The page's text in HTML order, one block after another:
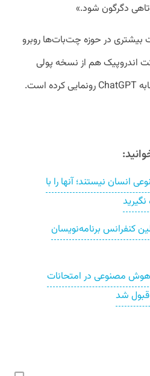
دگرگون شود.»
بیشتری در حوزه چت‌بات‌ها روبرو
اندروپیک هم از نسخه پولی
نیستند؛ آنها را با
نگیرید
کنفرانس برنامه‌نویسان
هوش مصنوعی در امتحانات